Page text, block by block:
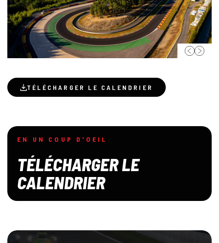
TÉLÉCHARGER LE CALENDRIER
EN UN COUP D'OEIL
TÉLÉCHARGER LE
CALENDRIER